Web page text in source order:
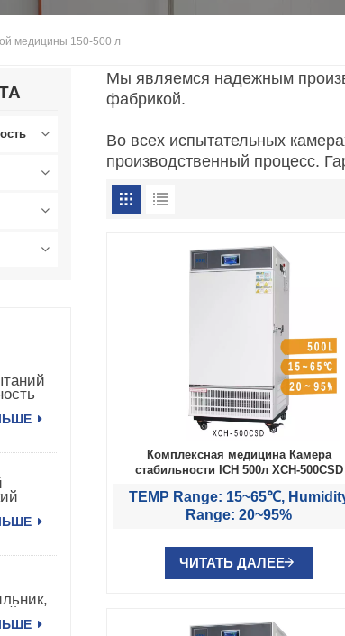
медицины 150-500 л
Мы являемся надежным
фабрикой.
Во всех испытательных
производственный процесс.
Комплексная медицина Камера
стабильности ICH 500л XCH-500CSD
TEMP Range: 15~65℃,
Range: 20~95%
ЧИТАТЬ ДАЛЕЕ